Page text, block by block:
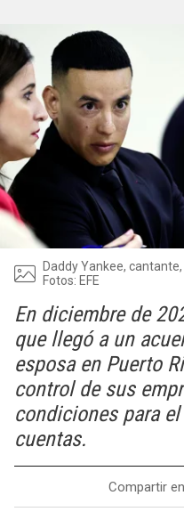
Daddy Yankee,
Fotos: EFE
En diciembre de
que llegó a un
esposa en Puerto
control de sus
condiciones para
cuentas.
Compartir